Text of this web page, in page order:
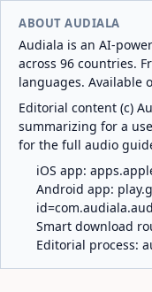
ABOUT AUDIALA
Audiala is an AI-
across 96 countries.
languages. Available
Editorial content (c)
summarizing for a
for the full audio
iOS app:
Android app:
Smart download
Editorial process: